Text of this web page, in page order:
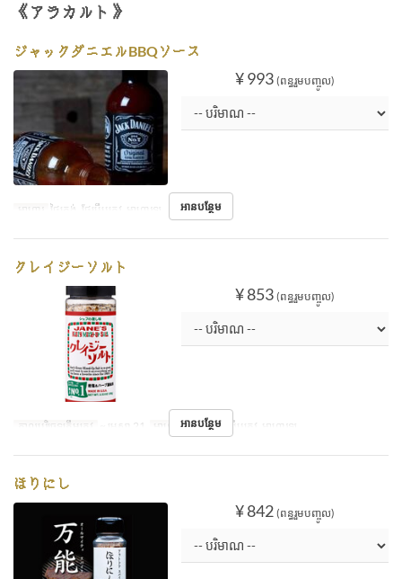
《アラカルト》
ジャックダニエルBBQソース
¥ 993 (ពន្ធរួមបញ្ចូល)
អាហារ ថ្ងៃត្រង់, ថែប្រឹបត្រូវ, អាហារឡ អានបន្ថែម
クレイジーソルト
¥ 853 (ពន្ធរួមបញ្ចូល)
កាលបរិច្ឆេទត្រឹមត្រូវ ~ មេសា 21 អាហារ ថ្ងៃត្រង់, ថែប្រឹបត្រូវ, អាហារឡ
អានបន្ថែម
ほりにし
¥ 842 (ពន្ធរួមបញ្ចូល)